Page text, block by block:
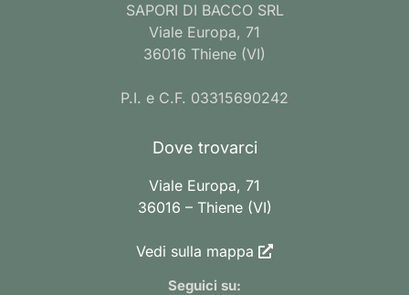
SAPORI DI BACCO SRL
Viale Europa, 71
36016 Thiene (VI)
P.I. e C.F. 03315690242
Dove trovarci
Viale Europa, 71
36016 – Thiene (VI)
Vedi sulla mappa
Seguici su: